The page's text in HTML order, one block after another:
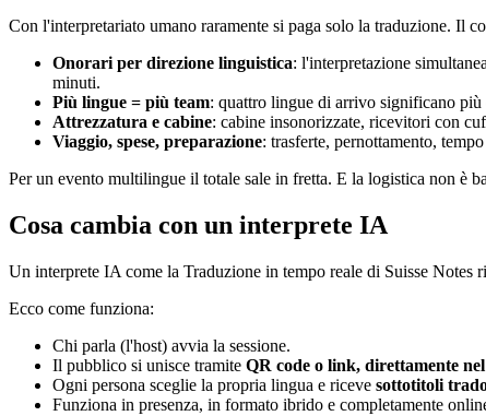
Con l'interpretariato umano raramente si paga solo la traduzione. Il
Onorari per direzione linguistica: l'interpretazione
minuti.
Più lingue = più team: quattro lingue di arrivo significano
Attrezzatura e cabine: cabine insonorizzate, ricevitori con
Viaggio, spese, preparazione: trasferte, pernottamento,
Per un evento multilingue il totale sale in fretta. E la logistica non è
Cosa cambia con un interprete IA
Un interprete IA come la Traduzione in tempo reale di Suisse Notes
Ecco come funziona:
Chi parla (l'host) avvia la sessione.
Il pubblico si unisce tramite QR code o link, direttamente
Ogni persona sceglie la propria lingua e riceve sottotitoli
Funziona in presenza, in formato ibrido e completamente